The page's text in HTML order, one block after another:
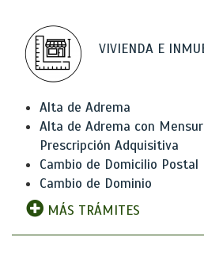
VIVIENDA E
Alta de Adrema
Alta de Adrema con
Prescripción Adquisitiva
Cambio de Domicilio Postal
Cambio de Dominio
MÁS TRÁMITES